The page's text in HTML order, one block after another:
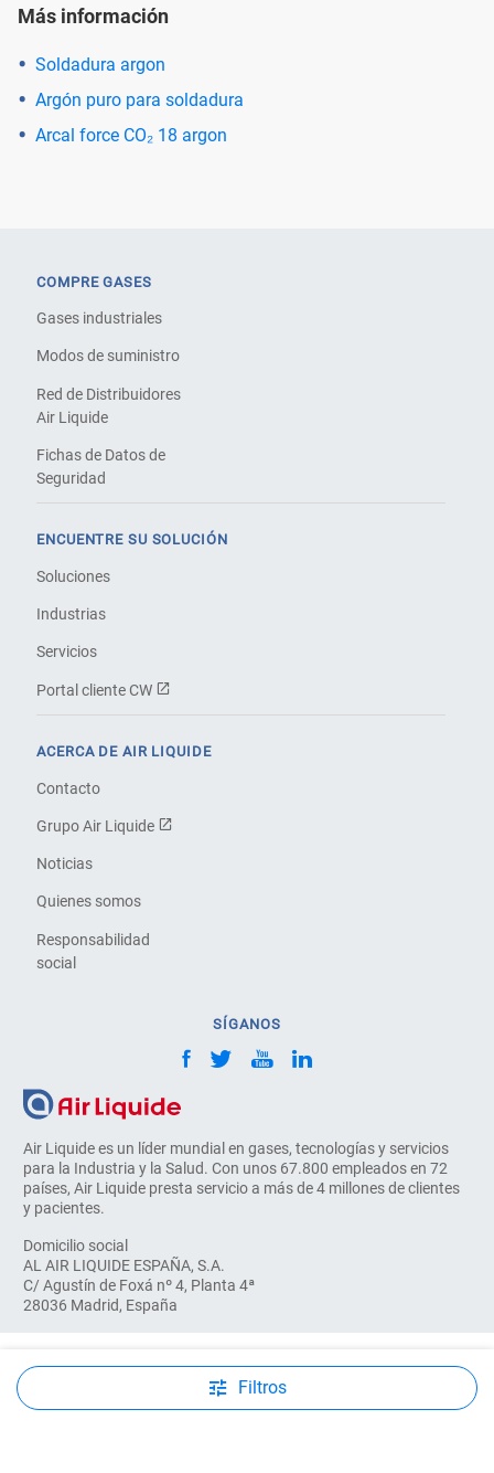
Filtros
Más información
Soldadura argon
Argón puro para soldadura
Arcal force CO₂ 18 argon
Air Liquide es un líder mundial en gases, tecnologías y servicios
para la Industria y la Salud. Con unos 67.800 empleados en 72
países, Air Liquide presta servicio a más de 4 millones de clientes
y pacientes.
Domicilio social
AL AIR LIQUIDE ESPAÑA, S.A.
C/ Agustín de Foxá nº 4, Planta 4ª
28036 Madrid, España
COMPRE GASES
Gases industriales
Modos de suministro
Red de Distribuidores
Air Liquide
Fichas de Datos de
Seguridad
ENCUENTRE SU SOLUCIÓN
Soluciones
Industrias
Servicios
Portal cliente CW
ACERCA DE AIR LIQUIDE
Contacto
Grupo Air Liquide
Noticias
Quienes somos
Responsabilidad
social
SÍGANOS
Condiciones generales de suministro